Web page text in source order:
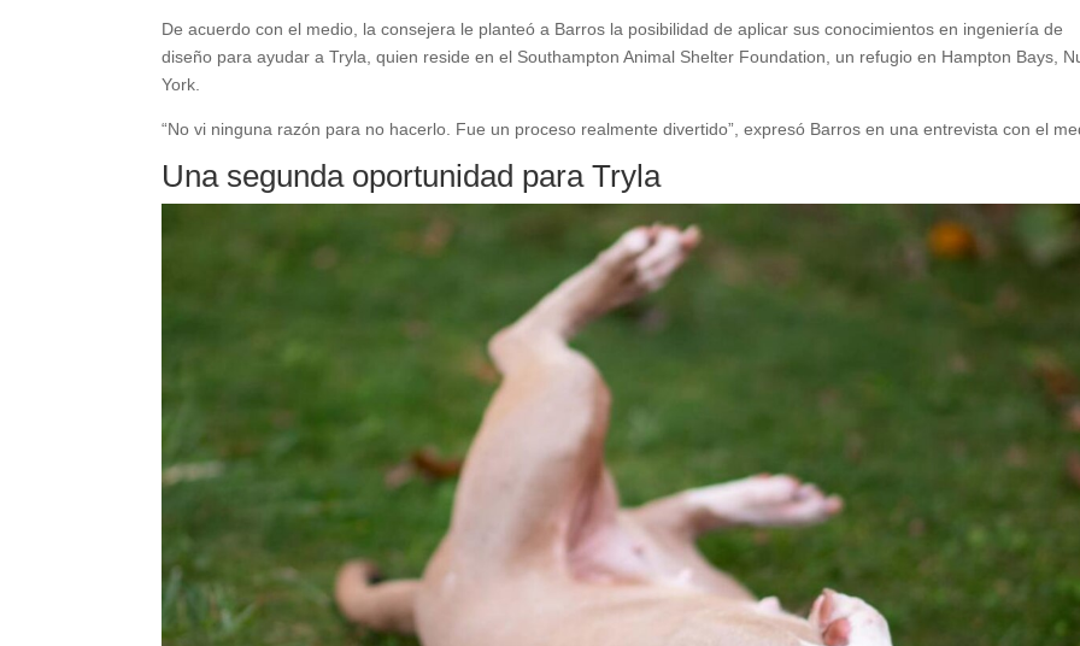
De acuerdo con el medio, la consejera le planteó a Barros la posibilidad de aplicar sus conocimientos en ingeniería de
diseño para ayudar a Tryla, quien reside en el Southampton Animal Shelter Foundation, un refugio en Hampton Bays,
York.
“No vi ninguna razón para no hacerlo. Fue un proceso realmente divertido”, expresó Barros en una entrevista con el
Una segunda oportunidad para Tryla